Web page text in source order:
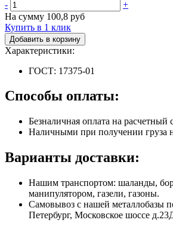
-
+
На сумму 100,8 руб
Купить в 1 клик
Добавить в корзину
Характеристики:
ГОСТ: 17375-01
Способы оплаты:
Безналичная оплата на расчетный
Наличными при получении груза
Варианты доставки:
Нашим транспортом: шаланды,
манипулятором, газели, газоны.
Самовывоз с нашей металлобазы
Петербург, Московское шоссе